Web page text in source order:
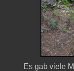
Es gab viele